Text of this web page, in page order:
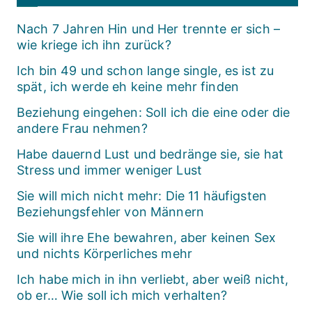
Nach 7 Jahren Hin und Her trennte er sich –
wie kriege ich ihn zurück?
Ich bin 49 und schon lange single, es ist zu
spät, ich werde eh keine mehr finden
Beziehung eingehen: Soll ich die eine oder die
andere Frau nehmen?
Habe dauernd Lust und bedränge sie, sie hat
Stress und immer weniger Lust
Sie will mich nicht mehr: Die 11 häufigsten
Beziehungsfehler von Männern
Sie will ihre Ehe bewahren, aber keinen Sex
und nichts Körperliches mehr
Ich habe mich in ihn verliebt, aber weiß nicht,
ob er… Wie soll ich mich verhalten?